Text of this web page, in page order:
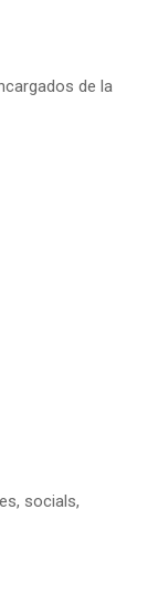
de la
socials,